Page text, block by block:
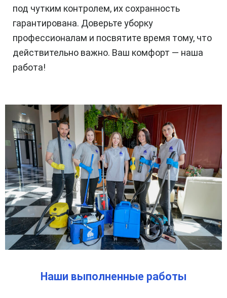
под чутким контролем, их сохранность
гарантирована. Доверьте уборку
профессионалам и посвятите время тому, что
действительно важно. Ваш комфорт — наша
работа!
Наши выполненные работы